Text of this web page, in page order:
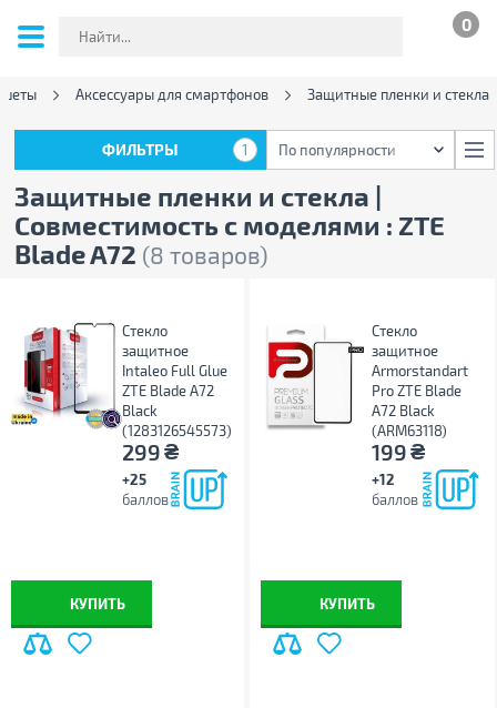
0
Аксессуары для смартфонов Защитные пленки и стекла
Защитные пленки и стекла |
Совместимость с моделями : ZTE
Blade A72 (8 товаров)
ФИЛЬТРЫ 1 По популярности
Стекло
защитное
Intaleo Full Glue
ZTE Blade A72
Black
(1283126545573)
299₴
+25
баллов
КУПИТЬ
Стекло
защитное
Armorstandart
Pro ZTE Blade
A72 Black
(ARM63118)
199₴
+12
баллов
КУПИТЬ
ФИЛЬТРЫ 1 По популярности